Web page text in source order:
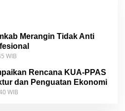
Merangin Tidak Anti
WIB
Rencana KUA-PPAS
dan Penguatan Ekonomi
WIB